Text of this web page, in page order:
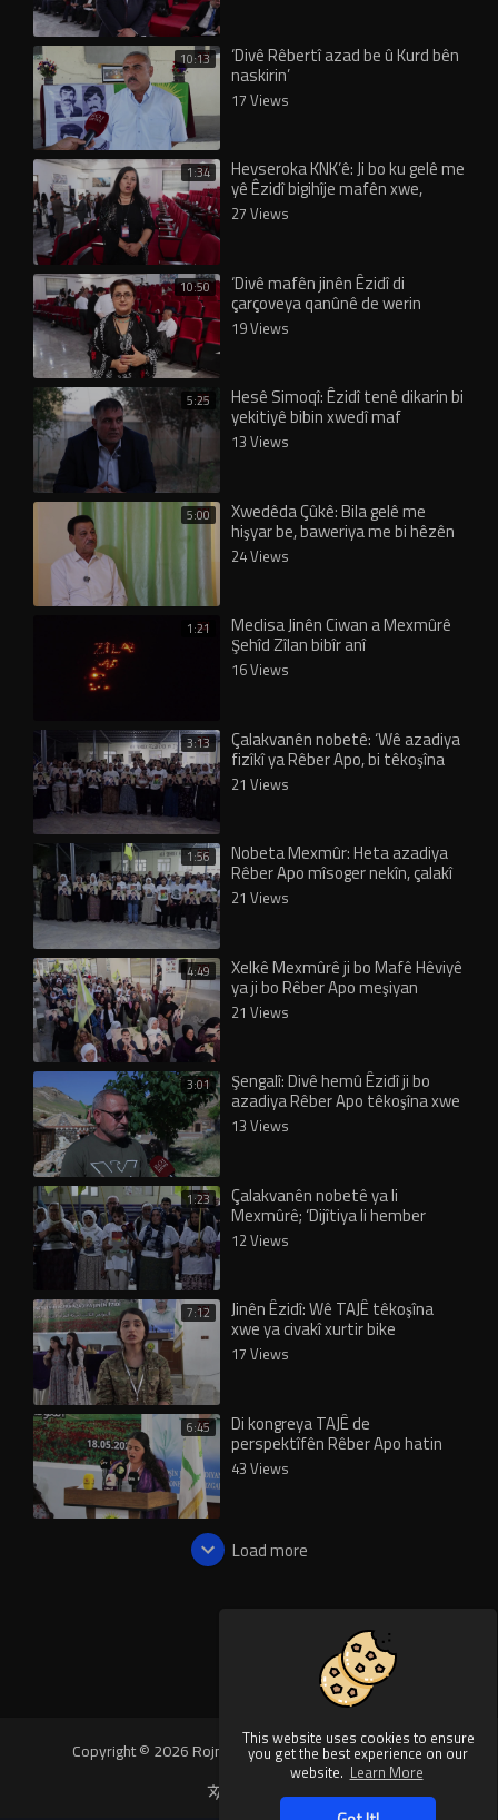
This website uses cookies to ensure
you get the best experience on our
website. Learn More
10:13 ‘Divê Rêbertî azad be û Kurd bên
naskirin’
17 Views
1:34 Hevseroka KNK’ê: Ji bo ku gelê me
yê Êzidî bigihîje mafên xwe,
yekrêzî şertekî sereke ye
27 Views
10:50 ‘Divê mafên jinên Êzidî di
çarçoveya qanûnê de werin
parastin’
19 Views
5:25 Hesê Simoqî: Êzidî tenê dikarin bi
yekitiyê bibin xwedî maf
13 Views
5:00 Xwedêda Çûkê: Bila gelê me
hişyar be, baweriya me bi hêzên
derve nayê
24 Views
1:21 Meclisa Jinên Ciwan a Mexmûrê
Şehîd Zîlan bibîr anî
16 Views
3:13 Çalakvanên nobetê: ‘Wê azadiya
fizîkî ya Rêber Apo, bi têkoşîna
jina azad û civaka azad pêk bê’
21 Views
1:56 Nobeta Mexmûr: Heta azadiya
Rêber Apo mîsoger nekîn, çalakî
wê dewam bike
21 Views
4:49 Xelkê Mexmûrê ji bo Mafê Hêviyê
ya ji bo Rêber Apo meşiyan
21 Views
3:01 Şengalî: Divê hemû Êzidî ji bo
azadiya Rêber Apo têkoşîna xwe
mezin bikin
13 Views
1:23 Çalakvanên nobetê ya li
Mexmûrê; ‘Dijîtiya li hember
Rêber Apo nayê qebûlkirin’
12 Views
7:12 Jinên Êzidî: Wê TAJÊ têkoşîna
xwe ya civakî xurtir bike
17 Views
6:45 Di kongreya TAJÊ de
perspektîfên Rêber Apo hatin
xwendin
43 Views
Load more
Copyright © 2026 Rojnews Video. All rights reserved.
Language